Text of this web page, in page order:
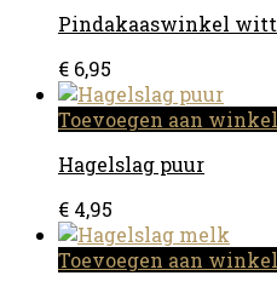
Pindakaaswinkel
€ 6,95
Toevoegen aan
Hagelslag puur
€ 4,95
Toevoegen aan